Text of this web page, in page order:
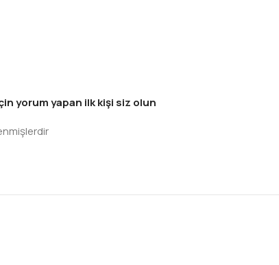
için yorum yapan ilk kişi siz olun